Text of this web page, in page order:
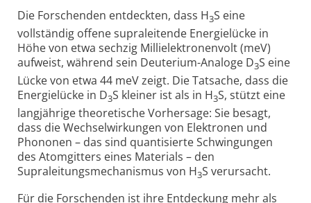
Die Forschenden entdeckten, dass H3S eine
vollständig offene supraleitende Energielücke in
Höhe von etwa sechzig Millielektronenvolt (meV)
aufweist, während sein Deuterium-Analoge D3S eine
Lücke von etwa 44 meV zeigt. Die Tatsache, dass die
Energielücke in D3S kleiner ist als in H3S, stützt eine
langjährige theoretische Vorhersage: Sie besagt,
dass die Wechselwirkungen von Elektronen und
Phononen – das sind quantisierte Schwingungen
des Atomgitters eines Materials – den
Supraleitungsmechanismus von H3S verursacht.
Für die Forschenden ist ihre Entdeckung mehr als